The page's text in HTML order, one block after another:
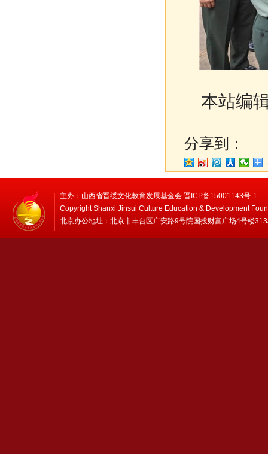
本站编
分享到：
主办：山西省晋绥文化教育发展基金会 晋ICP备15001143号-1
Copyright Shanxi Jinsui Culture Education & Development
北京办公地址：北京市丰台区广安路9号院国投财富广场4号楼